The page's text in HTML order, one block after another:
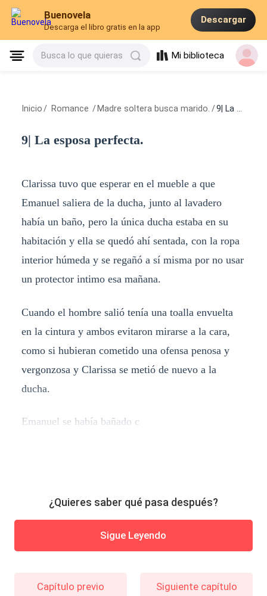
Buenovela
Descarga el libro gratis en la app
Descargar
Busca lo que quieras Mi biblioteca
Inicio / Romance / Madre soltera busca marido. /9| La esposa perfecta.
9| La esposa perfecta.
Clarissa tuvo que esperar en el mueble a que
Emanuel saliera de la ducha, junto al lavadero
había un baño, pero la única ducha estaba en su
habitación y ella se quedó ahí sentada, con la ropa
interior húmeda y se regañó a sí misma por no usar
un protector intimo esa mañana.
Cuando el hombre salió tenía una toalla envuelta
en la cintura y ambos evitaron mirarse a la cara,
como si hubieran cometido una ofensa penosa y
vergonzosa y Clarissa se metió de nuevo a la
ducha.
Emanuel se había bañado c
¿Quieres saber qué pasa después?
Sigue Leyendo
Capítulo previo Siguiente capítulo